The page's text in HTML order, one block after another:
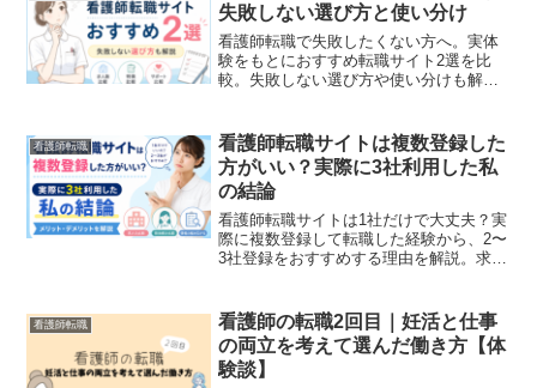
失敗しない選び方と使い分け
看護師転職で失敗したくない方へ。実体
験をもとにおすすめ転職サイト2選を比
較。失敗しない選び方や使い分けも解説
看護師転職
看護師転職サイトは複数登録した
方がいい？実際に3社利用した私
の結論
看護師転職サイトは1社だけで大丈夫？実
際に複数登録して転職した経験から、2〜
3社登録をおすすめする理由を解説。求人
も紹介します。
看護師転職
看護師の転職2回目｜妊活と仕事
の両立を考えて選んだ働き方【体
験談】